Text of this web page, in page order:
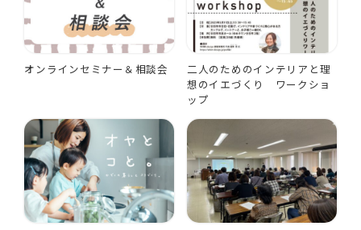
オンラインセミナー＆相談会
二人のためのインテリアと理
想のイエづくり ワークショ
ップ